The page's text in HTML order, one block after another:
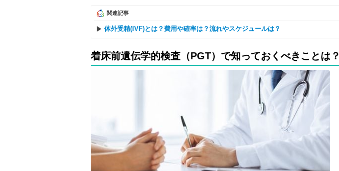
関連記事
体外受精(IVF)とは？費用や確率は？流れやスケジュールは？
着床前遺伝学的検査（PGT）で知っておくべきことは？